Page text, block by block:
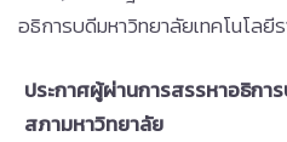
อธิการบดีมหาวิทยาลัยเทคโนโลยี
ประกาศผู้ผ่านการสรรหาอธิก
สภามหาวิทยาลัย